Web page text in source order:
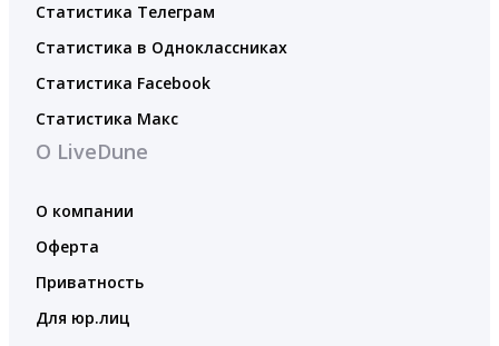
Статистика Телеграм
Статистика в Одноклассниках
Статистика Facebook
Статистика Макс
О LiveDune
О компании
Оферта
Приватность
Для юр.лиц